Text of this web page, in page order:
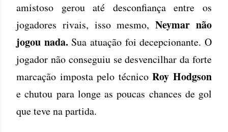
amistoso gerou até desconfiança entre os
jogadores rivais, isso mesmo,Neymar não
jogou nada. Sua atuação foi decepcionante. O
jogador não conseguiu se desvencilhar da forte
marcação imposta pelo técnicoRoy Hodgson
e chutou para longe as poucas chances de gol
que teve na partida.